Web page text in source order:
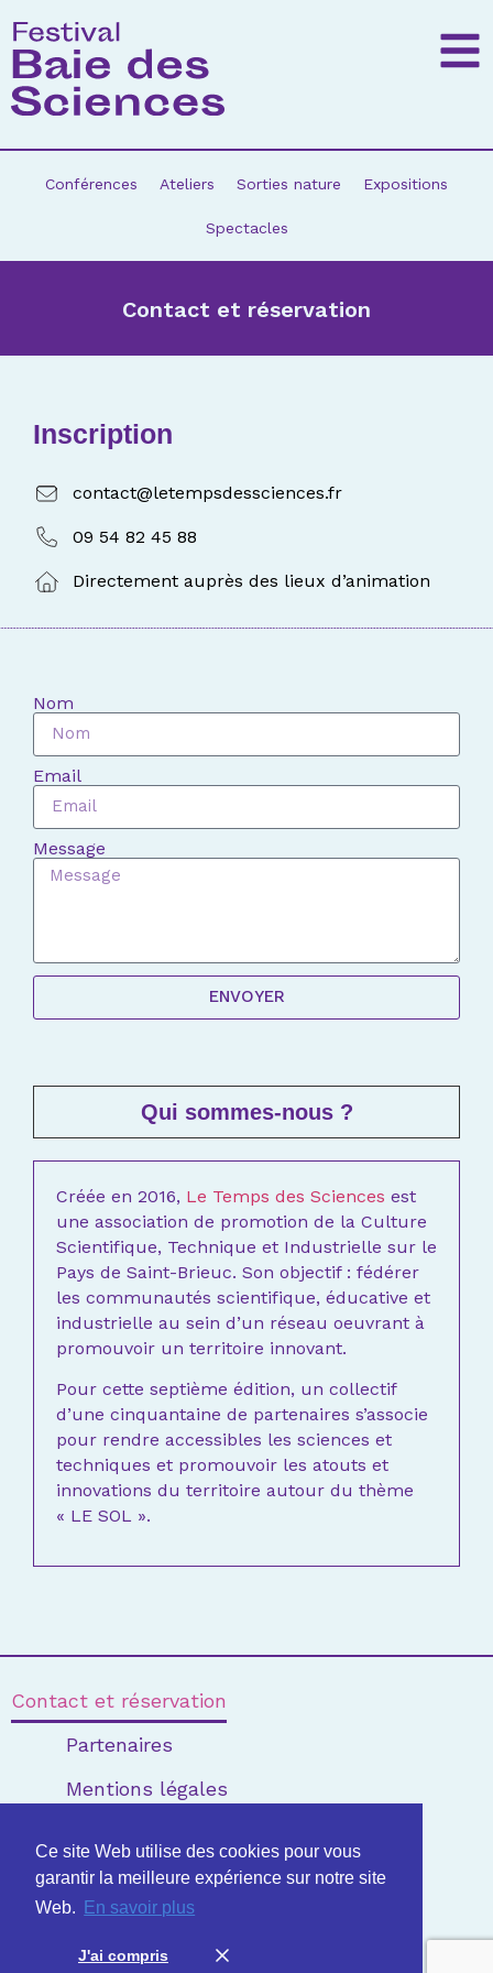
Ce site Web utilise des cookies pour vous
garantir la meilleure expérience sur notre site
Web.
En savoir plus
J'ai compris
Conférences Ateliers Sorties nature Expositions
Spectacles
Contact et réservation
Inscription
contact@letempsdessciences.fr
09 54 82 45 88
Directement auprès des lieux d’animation
Nom
Email
Message
ENVOYER
Qui sommes-nous ?
Créée en 2016, Le Temps des Sciences est
une association de promotion de la Culture
Scientifique, Technique et Industrielle sur le
Pays de Saint-Brieuc. Son objectif : fédérer
les communautés scientifique, éducative et
industrielle au sein d’un réseau oeuvrant à
promouvoir un territoire innovant.
Pour cette septième édition, un collectif
d’une cinquantaine de partenaires s’associe
pour rendre accessibles les sciences et
techniques et promouvoir les atouts et
innovations du territoire autour du thème
« LE SOL ».
Contact et réservation
Partenaires
Mentions légales
Édition 2022